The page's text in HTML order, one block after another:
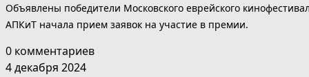
Объявлены победители Московского еврейского
АПКиТ начала прием заявок на участие в премии.
0 комментариев
4 декабря 2024